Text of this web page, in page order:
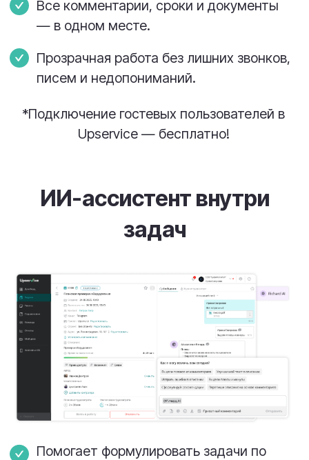
Канбан-доска
управления задачами
Этапы, статусы и приоритеты.
Быстрая группировка и фильтры.
Отображение задач на
карте